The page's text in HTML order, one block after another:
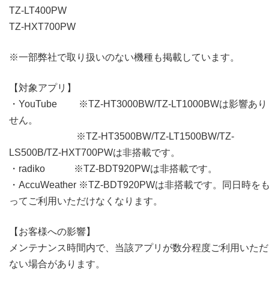
TZ-LT400PW
TZ-HXT700PW
※一部弊社で取り扱いのない機種も掲載しています。
【対象アプリ】
・YouTube ※TZ-HT3000BW/TZ-LT1000BWは影響あり
せん。
※TZ-HT3500BW/TZ-LT1500BW/TZ-
LS500B/TZ-HXT700PWは非搭載です。
・radiko ※TZ-BDT920PWは非搭載です。
・AccuWeather ※TZ-BDT920PWは非搭載です。同日時を
ってご利用いただけなくなります。
【お客様への影響】
メンテナンス時間内で、当該アプリが数分程度ご利用いた
ない場合があります。